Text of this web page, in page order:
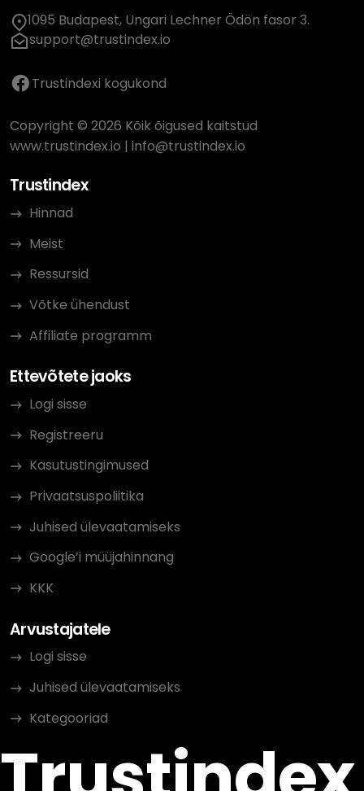
1095 Budapest, Ungari Lechner Ödön fasor 3.
support@trustindex.io
Trustindexi kogukond
Copyright © 2026 Kõik õigused kaitstud
www.trustindex.io | info@trustindex.io
Trustindex
Hinnad
Meist
Ressursid
Võtke ühendust
Affiliate programm
Ettevõtete jaoks
Logi sisse
Registreeru
Kasutustingimused
Privaatsuspoliitika
Juhised ülevaatamiseks
Google’i müüjahinnang
KKK
Arvustajatele
Logi sisse
Juhised ülevaatamiseks
Kategooriad